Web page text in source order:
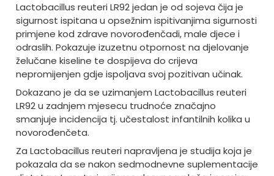
Lactobacillus reuteri LR92 jedan je od sojeva čija je
sigurnost ispitana u opsežnim ispitivanjima sigurnosti
primjene kod zdrave novorođenčadi, male djece i
odraslih. Pokazuje izuzetnu otpornost na djelovanje
želučane kiseline te dospijeva do crijeva
nepromijenjen gdje ispoljava svoj pozitivan učinak.
Dokazano je da se uzimanjem Lactobacillus reuteri
LR92 u zadnjem mjesecu trudnoće značajno
smanjuje incidencija tj. učestalost infantilnih kolika u
novorođenčeta.
Za Lactobacillus reuteri napravljena je studija koja je
pokazala da se nakon sedmodnevne suplementacije